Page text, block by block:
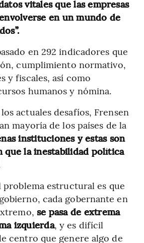
vitales que las empresas
en un mundo de
en 292 indicadores que
cumplimiento normativo,
y fiscales, así como
humanos y nómina.
actuales desafíos, Frensen
mayoría de los países de la
instituciones y estas son
que la inestabilidad política
problema estructural es que
cada gobernante en
se pasa de extrema
izquierda, y es difícil
centro que genere algo de